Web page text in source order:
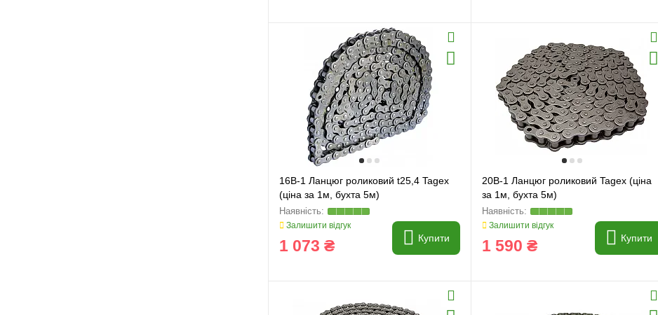
16B-1 Ланцюг роликовий t25,4 Tagex
(ціна за 1м, бухта 5м)
Залишити відгук
1 073 ₴ Купити
20B-1 Ланцюг роликовий Tagex (ціна
за 1м, бухта 5м)
Залишити відгук
1 590 ₴ Купити